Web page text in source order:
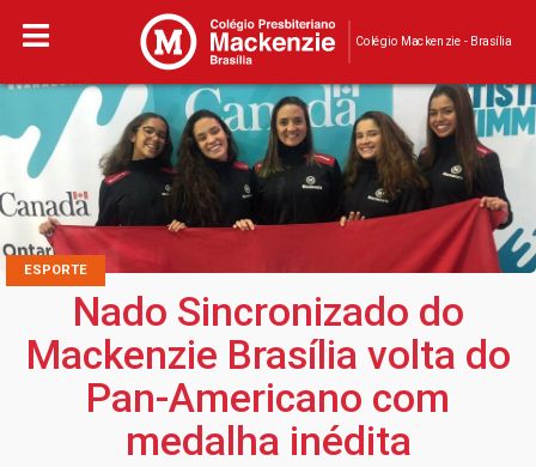
Colégio Mackenzie - Brasília
ESPORTE
Nado Sincronizado do
Mackenzie Brasília volta do
Pan-Americano com
medalha inédita